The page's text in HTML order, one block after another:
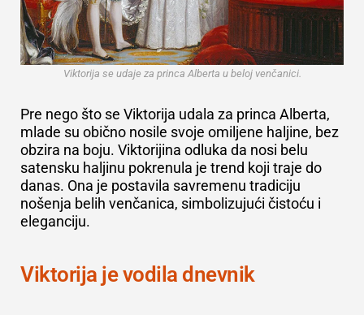
Viktorija se udaje za princa Alberta u beloj venčanici.
Pre nego što se Viktorija udala za princa Alberta,
mlade su obično nosile svoje omiljene haljine, bez
obzira na boju. Viktorijina odluka da nosi belu
satensku haljinu pokrenula je trend koji traje do
danas. Ona je postavila savremenu tradiciju
nošenja belih venčanica, simbolizujući čistoću i
eleganciju.
Viktorija je vodila dnevnik